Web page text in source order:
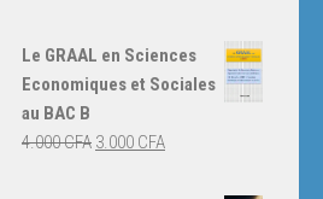
initial
est :
3.000 CFA.
Le GRAAL en Sciences
Economiques et Sociales
au BAC B
4.000CFA Le
3.000 CFALe